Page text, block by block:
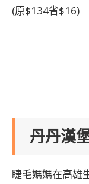
(原$134省$16)
丹丹漢
睫毛媽媽在高雄